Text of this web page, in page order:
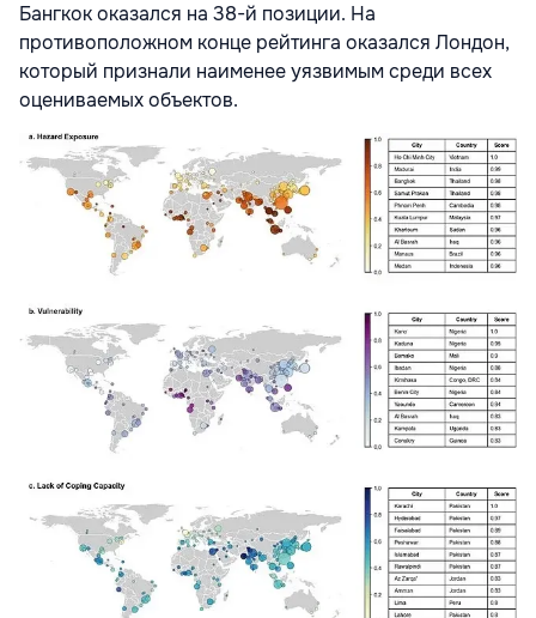
Бангкок оказался на 38-й позиции. На
противоположном конце рейтинга оказался Лондон,
который признали наименее уязвимым среди всех
оцениваемых объектов.